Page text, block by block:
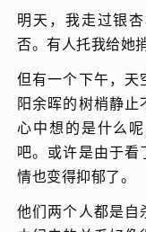
明天，我走过银
否。有人托我给她
但有一个下午，天
阳余晖的树梢静止
心中想的是什么
吧。或许是由于看
情也变得抑郁了。
他们两个人都是自